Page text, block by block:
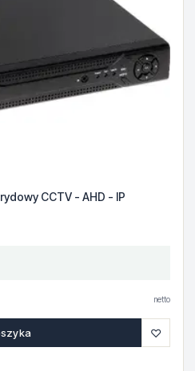
CCTV - AHD - IP
netto
♡